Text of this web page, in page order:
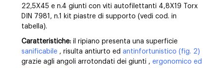
22,5X45 e n.4 giunti con viti autofilettanti 4,8X19 Torx
DIN 7981, n.1 kit piastre di supporto (vedi cod. in
tabella).
Caratteristiche: il ripiano presenta una superficie
sanificabile , risulta antiurto ed antinfortunistico (fig. 2)
grazie agli angoli arrotondati dei giunti , ergonomico ed